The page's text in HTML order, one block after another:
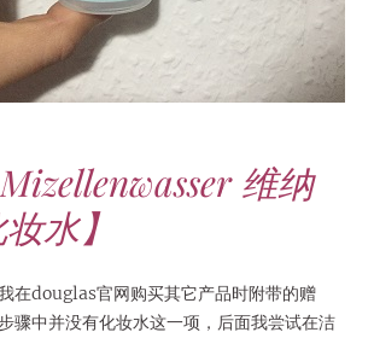
Mizellenwasser 维纳
水】
在douglas官网购买其它产品时附带的赠
骤中并没有化妆水这一项，后面我尝试在洁